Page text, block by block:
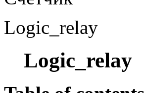
Logic_relay
Logic_relay